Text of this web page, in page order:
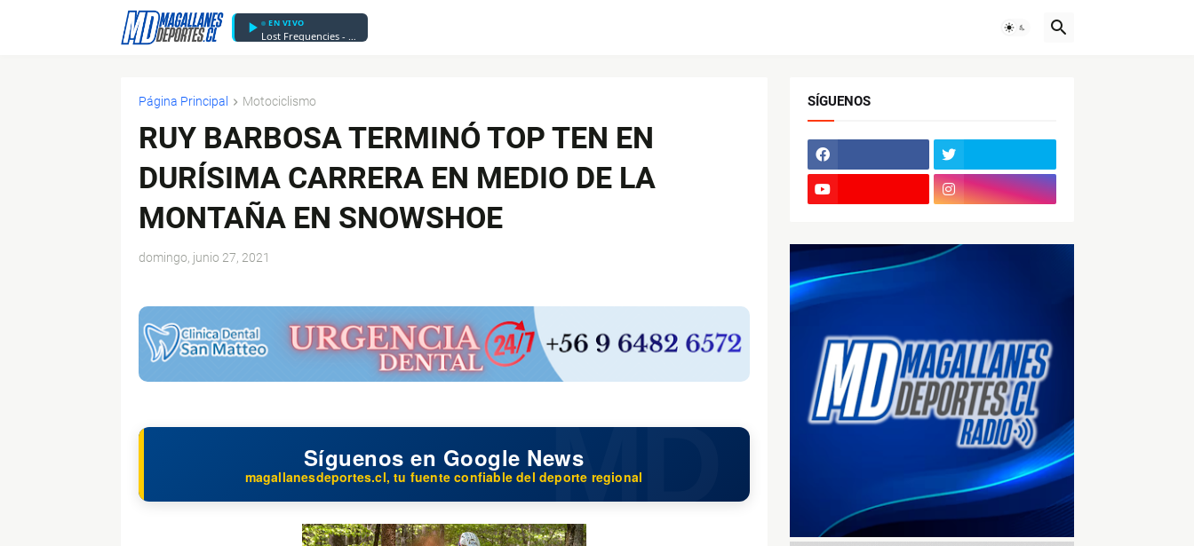
EN VIVO
Lost Frequencies - Are You With Me
Página Principal Motociclismo
RUY BARBOSA TERMINÓ TOP TEN EN
DURÍSIMA CARRERA EN MEDIO DE LA
MONTAÑA EN SNOWSHOE
domingo, junio 27, 2021
Síguenos en Google News
magallanesdeportes.cl, tu fuente confiable del deporte regional
SÍGUENOS